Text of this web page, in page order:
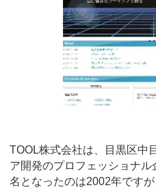
TOOL株式会社は、目黒区中
ア開発のプロフェッショナ
名となったのは2002年です